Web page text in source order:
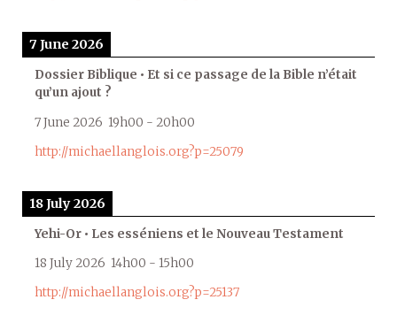
7 June 2026
Dossier Biblique • Et si ce passage de la Bible n’était
qu’un ajout ?
7 June 2026 19h00 - 20h00
http://michaellanglois.org?p=25079
18 July 2026
Yehi-Or • Les esséniens et le Nouveau Testament
18 July 2026 14h00 - 15h00
http://michaellanglois.org?p=25137